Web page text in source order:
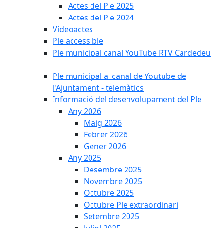
Actes del Ple 2025
Actes del Ple 2024
Vídeoactes
Ple accessible
Ple municipal canal YouTube RTV Cardedeu
Ple municipal al canal de Youtube de
l'Ajuntament - telemàtics
Informació del desenvolupament del Ple
Any 2026
Maig 2026
Febrer 2026
Gener 2026
Any 2025
Desembre 2025
Novembre 2025
Octubre 2025
Octubre Ple extraordinari
Setembre 2025